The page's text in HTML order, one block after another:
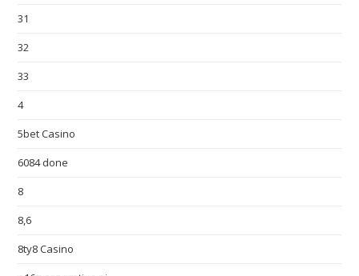
31
32
33
4
5bet Casino
6084 done
8
8,6
8ty8 Casino